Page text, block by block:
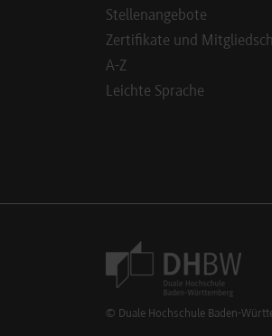
Stellenangebote
Zertifikate und
A-Z
Leichte Sprache
Footer Meta
© Duale Hochschule Baden-